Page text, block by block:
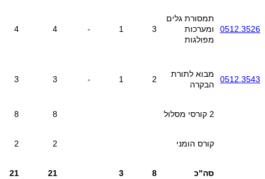
0512.3526
תמסורת גלים
ומערכות
מפולגות
3
1
-
4
4
0512.3543
מבוא לתורת
הבקרה
2
1
-
3
3
2 קורסי מסלול 8
8
קורס הומני 2
2
סה"כ 8
3
21
21